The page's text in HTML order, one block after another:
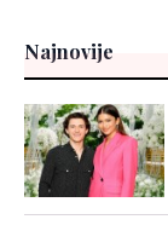
Najnovije